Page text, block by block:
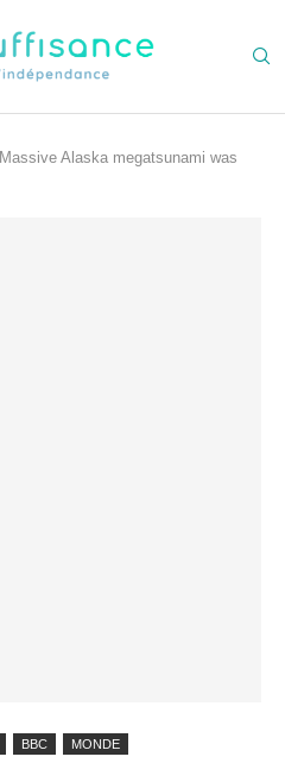
Massive Alaska megatsunami was
BBC MONDE